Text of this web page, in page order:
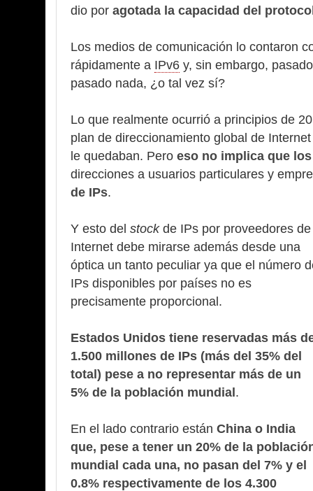
dio por agotada la capacidad del
Los medios de comunicación lo contaron
rápidamente a IPv6 y, sin embargo,
pasado nada, ¿o tal vez sí?
Lo que realmente ocurrió a principios de
plan de direccionamiento global de
le quedaban. Pero eso no implica que los
direcciones a usuarios particulares y
de IPs.
Y esto del stock de IPs por proveedores de
Internet debe mirarse además desde una
óptica un tanto peculiar ya que el número
IPs disponibles por países no es
precisamente proporcional.
Estados Unidos tiene reservadas más
1.500 millones de IPs (más del 35% del
total) pese a no representar más de un
5% de la población mundial.
En el lado contrario están China o India
que, pese a tener un 20% de la
mundial cada una, no pasan del 7% y el
0.8% respectivamente de los 4.300